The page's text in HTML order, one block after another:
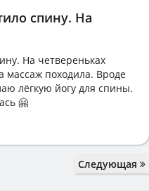
спину. На
На четвереньках
массаж походила. Вроде
лёгкую йогу для спины.
🤗
Следующая